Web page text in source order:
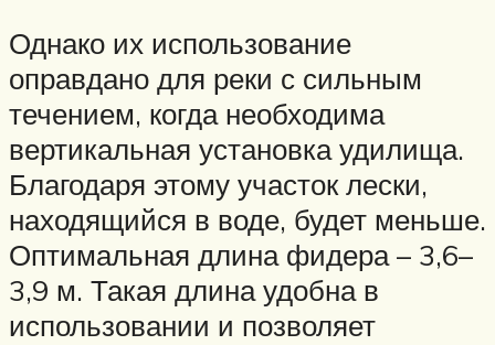
Однако их использование
оправдано для реки с сильным
течением, когда необходима
вертикальная установка удилища.
Благодаря этому участок лески,
находящийся в воде, будет меньше.
Оптимальная длина фидера – 3,6–
3,9 м. Такая длина удобна в
использовании и позволяет